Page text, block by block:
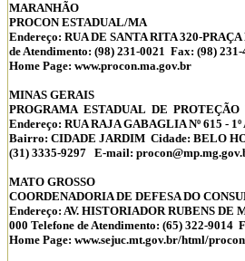
MARANHÃO
PROCON ESTADUAL/MA
Endereço: RUA DE SANTA RITA 320-
de Atendimento: (98) 231-0021 Fax: (98)
Home Page: www.procon.ma.gov.br
MINAS GERAIS
PROGRAMA ESTADUAL DE
Endereço: RUA RAJA GABAGLIA Nº 615 - 1º
Bairro: CIDADE JARDIM Cidade: BELO
(31) 3335-9297 E-mail:
MATO GROSSO
COORDENADORIA DE DEFESA DO
Endereço: AV. HISTORIADOR RUBENS
000 Telefone de Atendimento: (65) 322-
Home Page: www.sejuc.mt.gov.br/html/